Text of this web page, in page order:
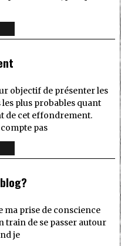
objectif de présenter les
plus probables quant
de cet effondrement.
pas
ma prise de conscience
train de se passer autour
je